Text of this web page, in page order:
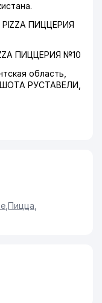
PIZZA ПИЦЦЕРИЯ
ПИЦЦЕРИЯ №10
область
ШОТА РУСТАВЕЛИ
,Пицца